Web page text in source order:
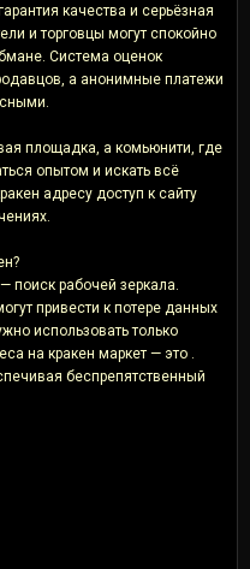
качества и серьёзная
и торговцы могут спокойно
Система оценок
а анонимные платежи
площадка, а комьюнити, где
опытом и искать всё
адресу доступ к сайту
поиск рабочей зеркала.
привести к потере данных
использовать только
на кракен маркет — это .
беспрепятственный